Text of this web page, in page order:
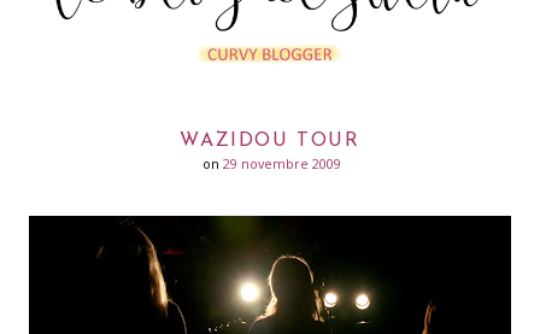
WAZIDOU TOUR
on 29 novembre 2009